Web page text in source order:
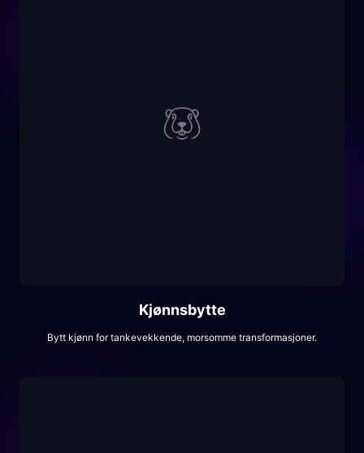
Kjønnsbytte
Bytt kjønn for tankevekkende, morsomme transformasjoner.